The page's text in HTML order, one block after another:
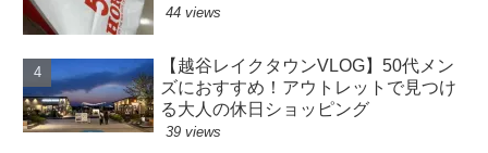
44 views
【越谷レイクタウンVLOG】50代メン
ズにおすすめ！アウトレットで見つけ
る大人の休日ショッピング
39 views